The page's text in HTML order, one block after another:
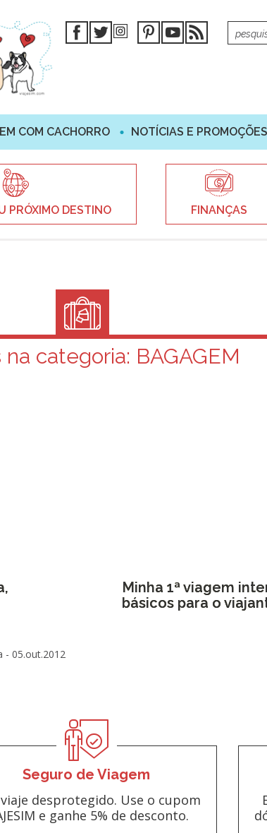
COM CACHORRO NOTÍCIAS E PROMOÇÕES
PRÓXIMO DESTINO FINANÇAS
categoria: BAGAGEM
- 05.out.2012
Minha 1ª viagem
básicos para o
Seguro de Viagem
desprotegido. Use o cupom
e ganhe 5% de desconto.